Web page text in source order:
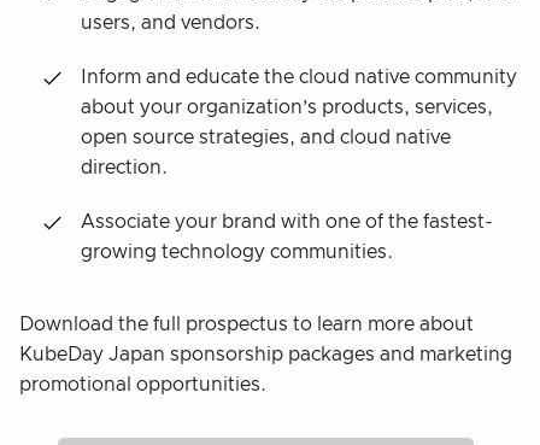
users, and vendors.
Inform and educate the cloud native community
about your organization’s products, services,
open source strategies, and cloud native
direction.
Associate your brand with one of the fastest-
growing technology communities.
Download the full prospectus to learn more about
KubeDay Japan sponsorship packages and marketing
promotional opportunities.